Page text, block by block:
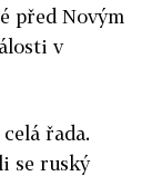
před Novým
v
řada.
se ruský